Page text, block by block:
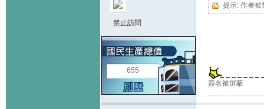
禁止訪問
655
提示: 作者被
簽名被屏蔽